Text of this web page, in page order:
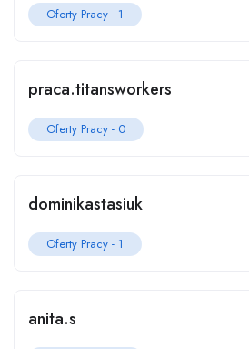
Oferty Pracy - 1
praca.titansworkers
Oferty Pracy - 0
dominikastasiuk
Oferty Pracy - 1
anita.s